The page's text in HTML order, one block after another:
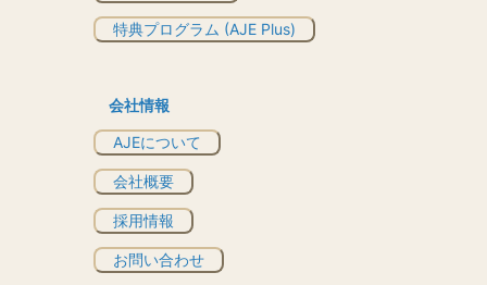
特典プログラム (AJE Plus)
会社情報
AJEについて
会社概要
採用情報
お問い合わせ